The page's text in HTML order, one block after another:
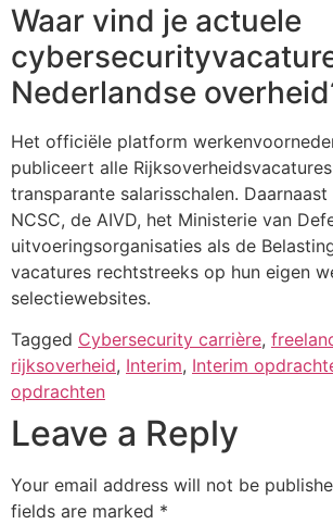
Waar vind je actuele
Nederlandse
Het officiële platform
publiceert alle
transparante salarisschalen.
NCSC, de AIVD, het Ministerie van
uitvoeringsorganisaties als de
vacatures rechtstreeks op hun eigen
selectiewebsites.
Tagged Cybersecurity carrière,
rijksoverheid, Interim, Interim
opdrachten
Leave a Reply
Your email address will not be
fields are marked *